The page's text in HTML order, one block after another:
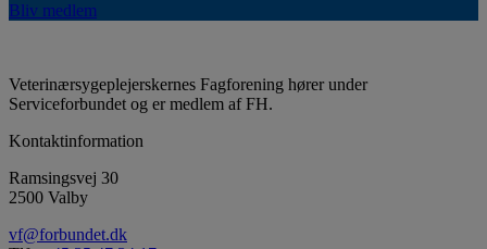
Bliv medlem
Veterinærsygeplejerskernes Fagforening hører under
Serviceforbundet og er medlem af FH.
Kontaktinformation
Ramsingsvej 30
2500 Valby
vf@forbundet.dk